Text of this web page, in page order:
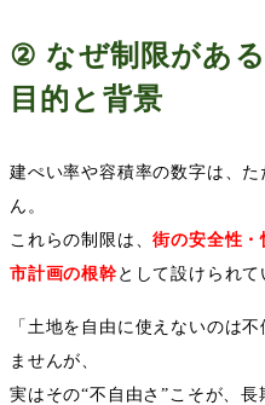
② なぜ制限があ
目的と背景
建ぺい率や容積率の数字は、
ん。
これらの制限は、街の安全性
市計画の根幹 として設けられて
「土地を自由に使えないのは
ませんが、
実はその“不自由さ” こそが、長